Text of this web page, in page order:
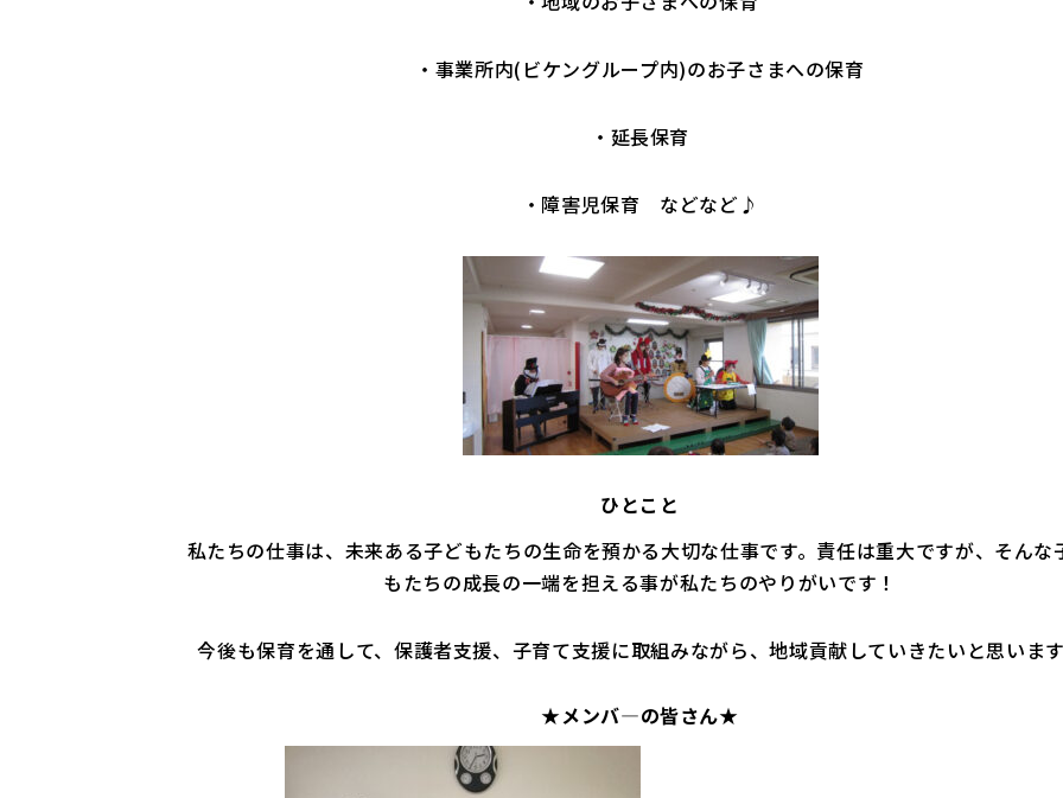
・事業所内(ビケングループ内)のお子さまへの保育
・延長保育
・障害児保育 などなど♪
ひとこと
私たちの仕事は、未来ある子どもたちの生命を預かる大切な仕事です。責任は重大ですが、そんな
もたちの成長の一端を担える事が私たちのやりがいです！
今後も保育を通して、保護者支援、子育て支援に取組みながら、地域貢献していきたいと思います
★メンバ―の皆さん★